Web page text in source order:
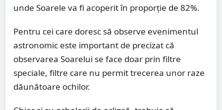
unde Soarele va fi acoperit în proporție de 82%.
Pentru cei care doresc să observe evenimentul
astronomic este important de precizat că
observarea Soarelui se face doar prin filtre
speciale, filtre care nu permit trecerea unor raze
dăunătoare ochilor.